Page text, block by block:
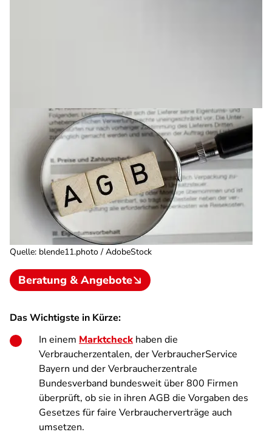
Quelle: blende11.photo / AdobeStock
Beratung & Angebote
Das Wichtigste in Kürze:
In einem Marktcheck haben die
Verbraucherzentalen, der VerbraucherService
Bayern und der Verbraucherzentrale
Bundesverband bundesweit über 800 Firmen
überprüft, ob sie in ihren AGB die Vorgaben des
Gesetzes für faire Verbraucherverträge auch
umsetzen.